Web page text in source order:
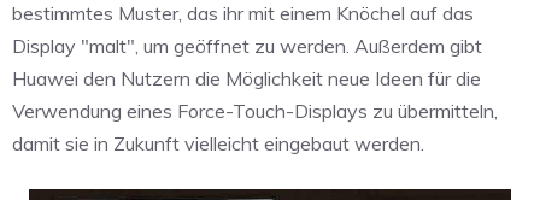
bestimmtes Muster, das ihr mit einem Knöchel auf das
Display "malt", um geöffnet zu werden. Außerdem gibt
Huawei den Nutzern die Möglichkeit neue Ideen für die
Verwendung eines Force-Touch-Displays zu übermitteln,
damit sie in Zukunft vielleicht eingebaut werden.